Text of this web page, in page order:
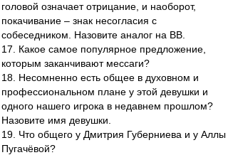
головой означает отрицание, и наоборот,
покачивание – знак несогласия с
собеседником. Назовите аналог на ВВ.
17. Какое самое популярное предложение,
которым заканчивают мессаги?
18. Несомненно есть общее в духовном и
профессиональном плане у этой девушки и
одного нашего игрока в недавнем прошлом?
Назовите имя девушки.
19. Что общего у Дмитрия Губерниева и у Аллы
Пугачёвой?